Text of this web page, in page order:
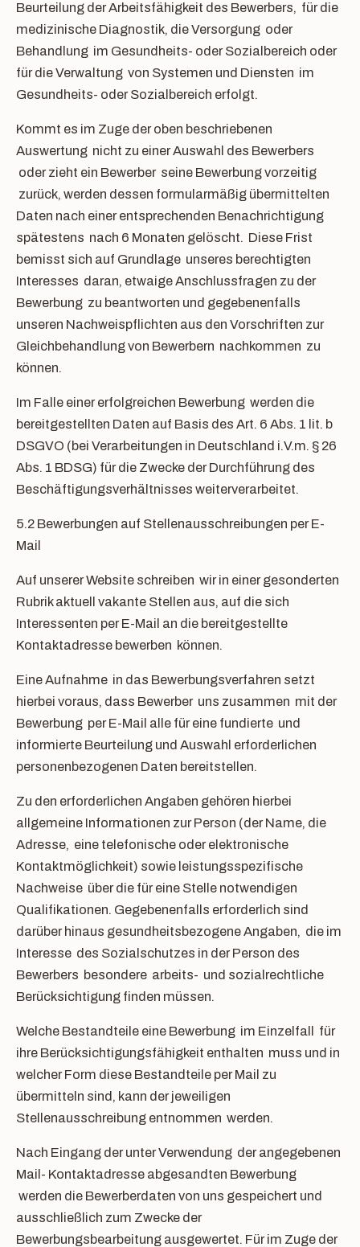
Beurteilung der Arbeitsfähigkeit des Bewerbers, für die
medizinische Diagnostik, die Versorgung oder
Behandlung im Gesundheits- oder Sozialbereich oder
für die Verwaltung von Systemen und Diensten im
Gesundheits- oder Sozialbereich erfolgt.
Kommt es im Zuge der oben beschriebenen
Auswertung nicht zu einer Auswahl des Bewerbers
oder zieht ein Bewerber seine Bewerbung vorzeitig
zurück, werden dessen formularmäßig übermittelten
Daten nach einer entsprechenden Benachrichtigung
spätestens nach 6 Monaten gelöscht. Diese Frist
bemisst sich auf Grundlage unseres berechtigten
Interesses daran, etwaige Anschlussfragen zu der
Bewerbung zu beantworten und gegebenenfalls
unseren Nachweispflichten aus den Vorschriften zur
Gleichbehandlung von Bewerbern nachkommen zu
können.
Im Falle einer erfolgreichen Bewerbung werden die
bereitgestellten Daten auf Basis des Art. 6 Abs. 1 lit. b
DSGVO (bei Verarbeitungen in Deutschland i.V.m. § 26
Abs. 1 BDSG) für die Zwecke der Durchführung des
Beschäftigungsverhältnisses weiterverarbeitet.
5.2 Bewerbungen auf Stellenausschreibungen per E-
Mail
Auf unserer Website schreiben wir in einer gesonderten
Rubrik aktuell vakante Stellen aus, auf die sich
Interessenten per E-Mail an die bereitgestellte
Kontaktadresse bewerben können.
Eine Aufnahme in das Bewerbungsverfahren setzt
hierbei voraus, dass Bewerber uns zusammen mit der
Bewerbung per E-Mail alle für eine fundierte und
informierte Beurteilung und Auswahl erforderlichen
personenbezogenen Daten bereitstellen.
Zu den erforderlichen Angaben gehören hierbei
allgemeine Informationen zur Person (der Name, die
Adresse, eine telefonische oder elektronische
Kontaktmöglichkeit) sowie leistungsspezifische
Nachweise über die für eine Stelle notwendigen
Qualifikationen. Gegebenenfalls erforderlich sind
darüber hinaus gesundheitsbezogene Angaben, die im
Interesse des Sozialschutzes in der Person des
Bewerbers besondere arbeits- und sozialrechtliche
Berücksichtigung finden müssen.
Welche Bestandteile eine Bewerbung im Einzelfall für
ihre Berücksichtigungsfähigkeit enthalten muss und in
welcher Form diese Bestandteile per Mail zu
übermitteln sind, kann der jeweiligen
Stellenausschreibung entnommen werden.
Nach Eingang der unter Verwendung der angegebenen
Mail- Kontaktadresse abgesandten Bewerbung
werden die Bewerberdaten von uns gespeichert und
ausschließlich zum Zwecke der
Bewerbungsbearbeitung ausgewertet. Für im Zuge der